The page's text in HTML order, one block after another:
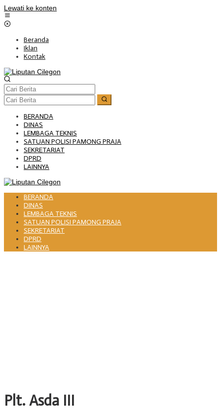
Lewati ke konten
Beranda
Iklan
Kontak
BERANDA
DINAS
LEMBAGA TEKNIS
SATUAN POLISI PAMONG PRAJA
SEKRETARIAT
DPRD
LAINNYA
BERANDA
DINAS
LEMBAGA TEKNIS
SATUAN POLISI PAMONG PRAJA
SEKRETARIAT
DPRD
LAINNYA
Plt. Asda III